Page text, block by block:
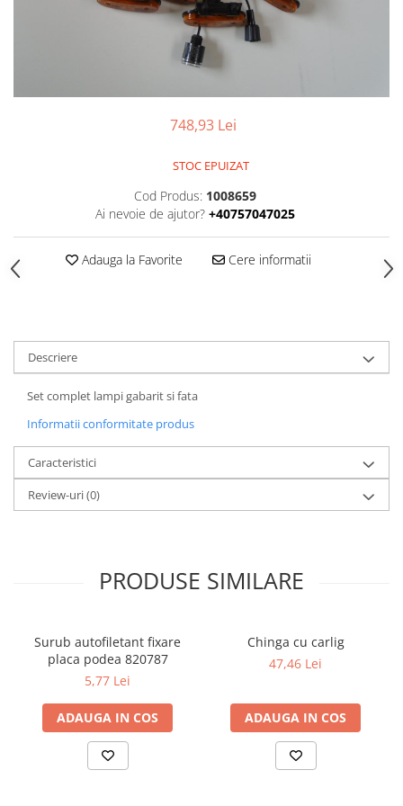
SUPAPE PNEUMATICE
748,93 Lei
STOC EPUIZAT
Cod Produs: 1008659
Ai nevoie de ajutor? +40757047025
Adauga la Favorite Cere informatii
Descriere
Set complet lampi gabarit si fata
Informatii conformitate produs
Caracteristici
Review-uri(0)
PRODUSE SIMILARE
Surub autofiletant fixare
placa podea 820787
5,77 Lei
ADAUGA IN COS
Chinga cu carlig
47,46 Lei
ADAUGA IN COS